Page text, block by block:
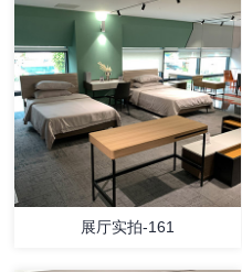
展厅实拍-161